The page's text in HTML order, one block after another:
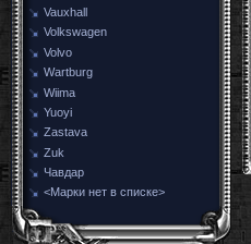
Vauxhall
Volkswagen
Volvo
Wartburg
Wiima
Yuoyi
Zastava
Zuk
Чавдар
<Марки нет в списке>